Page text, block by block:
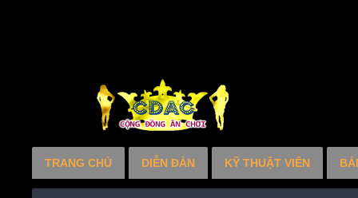
TRANG CHỦ DIỄN ĐÀN KỸ THUẬT VIÊN